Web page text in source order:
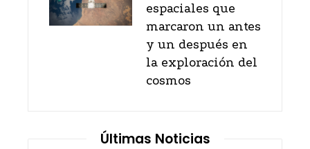
espaciales que
marcaron un antes
y un después en
la exploración del
cosmos
Últimas Noticias